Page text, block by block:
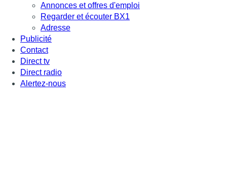
Annonces et offres d'emploi
Regarder et écouter BX1
Adresse
Publicité
Contact
Direct tv
Direct radio
Alertez-nous